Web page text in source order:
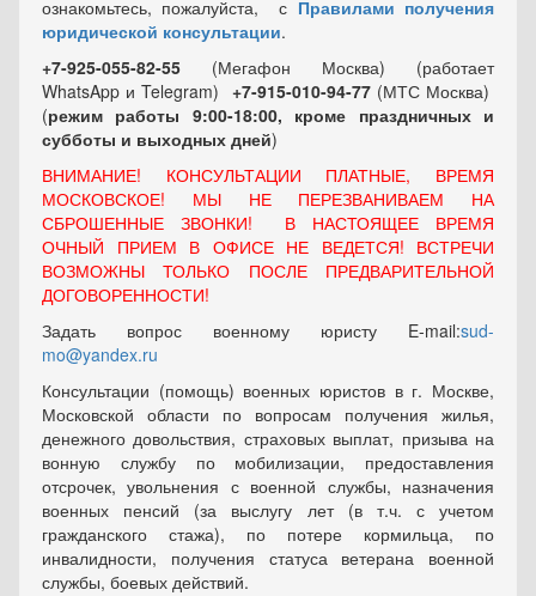
ознакомьтесь, пожалуйста, с Правилами получения
юридической консультации.
+7-925-055-82-55 (Мегафон Москва) (работает
WhatsApp и Telegram) +7-915-010-94-77 (МТС Москва)
(режим работы 9:00-18:00, кроме праздничных и
субботы и выходных дней)
ВНИМАНИЕ! КОНСУЛЬТАЦИИ ПЛАТНЫЕ, ВРЕМЯ
МОСКОВСКОЕ! МЫ НЕ ПЕРЕЗВАНИВАЕМ НА
СБРОШЕННЫЕ ЗВОНКИ! В НАСТОЯЩЕЕ ВРЕМЯ
ОЧНЫЙ ПРИЕМ В ОФИСЕ НЕ ВЕДЕТСЯ! ВСТРЕЧИ
ВОЗМОЖНЫ ТОЛЬКО ПОСЛЕ ПРЕДВАРИТЕЛЬНОЙ
ДОГОВОРЕННОСТИ!
Задать вопрос военному юристу E-mail:sud-
mo@yandex.ru
Консультации (помощь) военных юристов в г. Москве,
Московской области по вопросам получения жилья,
денежного довольствия, страховых выплат, призыва на
вонную службу по мобилизации, предоставления
отсрочек, увольнения с военной службы, назначения
военных пенсий (за выслугу лет (в т.ч. с учетом
гражданского стажа), по потере кормильца, по
инвалидности, получения статуса ветерана военной
службы, боевых действий.